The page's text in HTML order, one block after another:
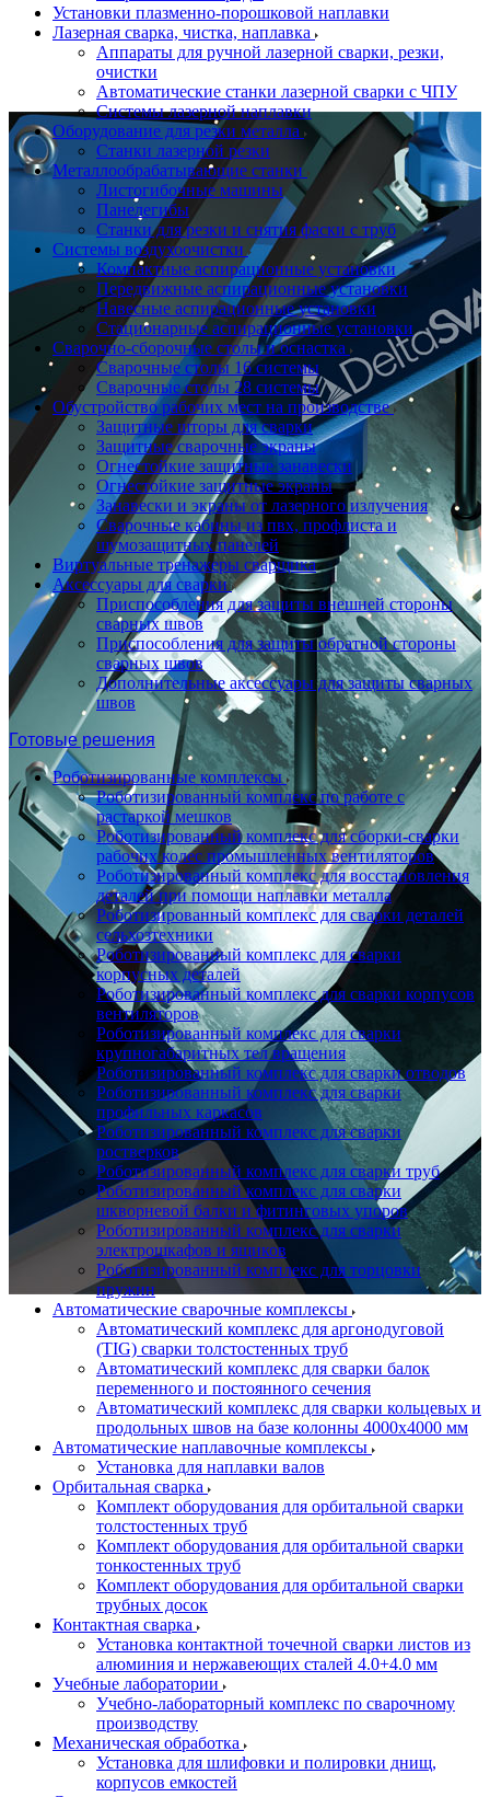
Установки плазменно-порошковой наплавки
Лазерная сварка, чистка, наплавка
Аппараты для ручной лазерной сварки, резки,
очистки
Автоматические станки лазерной сварки с ЧПУ
Системы лазерной наплавки
Оборудование для резки металла
Станки лазерной резки
Металлообрабатывающие станки
Листогибочные машины
Панелегибы
Станки для резки и снятия фаски с труб
Системы воздухоочистки
Компактные аспирационные установки
Передвижные аспирационные установки
Навесные аспирационные установки
Стационарные аспирационные установки
Сварочно-сборочные столы и оснастка
Сварочные столы 16 системы
Сварочные столы 28 системы
Обустройство рабочих мест на производстве
Защитные шторы для сварки
Защитные сварочные экраны
Огнестойкие защитные занавески
Огнестойкие защитные экраны
Занавески и экраны от лазерного излучения
Сварочные кабины из пвх, профлиста и
шумозащитных панелей
Виртуальные тренажеры сварщика
Аксессуары для сварки
Приспособления для защиты внешней стороны
сварных швов
Приспособления для защиты обратной стороны
сварных швов
Дополнительные аксессуары для защиты сварных
швов
Готовые решения
Роботизированные комплексы
Роботизированный комплекс по работе с
растаркой мешков
Роботизированный комплекс для сборки-сварки
рабочих колес промышленных вентиляторов
Роботизированный комплекс для восстановления
деталей при помощи наплавки металла
Роботизированный комплекс для сварки деталей
сельхозтехники
Роботизированный комплекс для сварки
корпусных деталей
Роботизированный комплекс для сварки корпусов
вентиляторов
Роботизированный комплекс для сварки
крупногабаритных тел вращения
Роботизированный комплекс для сварки отводов
Роботизированный комплекс для сварки
профильных каркасов
Роботизированный комплекс для сварки
ростверков
Роботизированный комплекс для сварки труб
Роботизированный комплекс для сварки
шкворневой балки и фитинговых упоров
Роботизированный комплекс для сварки
электрошкафов и ящиков
Роботизированный комплекс для торцовки
пружин
Автоматические сварочные комплексы
Автоматический комплекс для аргонодуговой
(TIG) сварки толстостенных труб
Автоматический комплекс для сварки балок
переменного и постоянного сечения
Автоматический комплекс для сварки кольцевых и
продольных швов на базе колонны 4000x4000 мм
Автоматические наплавочные комплексы
Установка для наплавки валов
Орбитальная сварка
Комплект оборудования для орбитальной сварки
толстостенных труб
Комплект оборудования для орбитальной сварки
тонкостенных труб
Комплект оборудования для орбитальной сварки
трубных досок
Контактная сварка
Установка контактной точечной сварки листов из
алюминия и нержавеющих сталей 4.0+4.0 мм
Учебные лаборатории
Учебно-лабораторный комплекс по сварочному
производству
Механическая обработка
Установка для шлифовки и полировки днищ,
корпусов емкостей